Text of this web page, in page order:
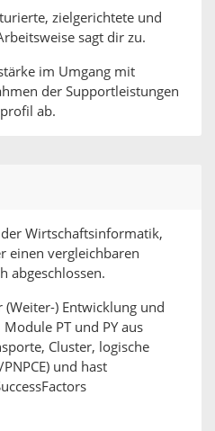
zielgerichtete und
sagt dir zu.
im Umgang mit
der Supportleistungen
ab.
Wirtschaftsinformatik,
einen vergleichbaren
abgeschlossen.
) Entwicklung und
PT und PY aus
Cluster, logische
und hast